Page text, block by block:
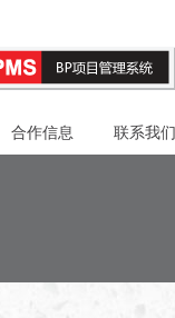
合作信息 联系我们